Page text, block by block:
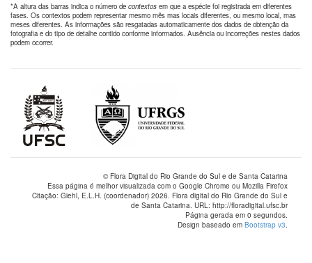
*A altura das barras indica o número de contextos em que a espécie foi registrada em diferentes
fases. Os contextos podem representar mesmo mês mas locais diferentes, ou mesmo local, mas
meses diferentes. As informações são resgatadas automaticamente dos dados de obtenção da
fotografia e do tipo de detalhe contido conforme informados. Ausência ou incorreções nestes dados
podem ocorrer.
© Flora Digital do Rio Grande do Sul e de Santa Catarina
Essa página é melhor visualizada com o Google Chrome ou Mozilla Firefox
Citação: Giehl, E.L.H. (coordenador) 2026. Flora digital do Rio Grande do Sul e
de Santa Catarina. URL: http://floradigital.ufsc.br
Página gerada em 0 segundos.
Design baseado em Bootstrap v3